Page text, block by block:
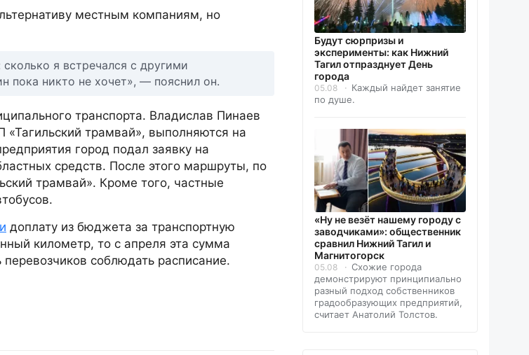
местным компаниям, но
я встречался с другими
пока никто не хочет», — пояснил он.
транспорта. Владислав Пинаев
трамвай», выполняются на
город подал заявку на
средств. После этого маршруты, по
трамвай». Кроме того, частные
доплату из бюджета за транспортную
километр, то с апреля эта сумма
соблюдать расписание.
Будут сюрпризы и
эксперименты: как Нижний
Тагил отпразднует День
города
05.08
Каждый найдет занятие
по душе.
«Ну не везёт нашему городу с
заводчиками»: общественник
сравнил Нижний Тагил и
Магнитогорск
05.08
Схожие города
демонстрируют принципиально
разный подход собственников
градообразующих предприятий,
считает Анатолий Толстов.